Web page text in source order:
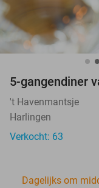
5-gangendiner
't Havenmantsje
Harlingen
Verkocht: 63
Dagelijks om